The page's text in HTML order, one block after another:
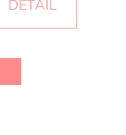
DETAIL